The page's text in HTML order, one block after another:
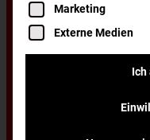
Herford
Du wohnst in
Marketing
Externe Medien
Ich